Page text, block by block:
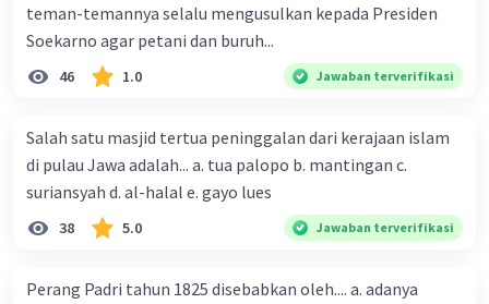
seperti CAFTA dapat membantu memperkuat
stabilitas regional. Dengan meningkatkan
ketergantungan ekonomi antara negara-negara,
CAFTA telah menjadi salah satu alat utama
untuk memperdalam hubungan perdagangan
antara China dan negara-negara ASEAN, dan
terus menjadi instrumen yang penting dalam
kerjasama di Asia Tenggara dan Tiongkok.
teman-temannya selalu mengusulkan kepada Presiden
Soekarno agar petani dan buruh...
46 1.0 Jawaban terverifikasi
Salah satu masjid tertua peninggalan dari kerajaan islam
di pulau Jawa adalah... a. tua palopo b. mantingan c.
suriansyah d. al-halal e. gayo lues
38 5.0 Jawaban terverifikasi
Perang Padri tahun 1825 disebabkan oleh.... a. adanya